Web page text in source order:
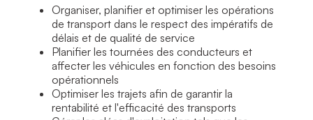
Organiser, planifier et optimiser les opérations
de transport dans le respect des impératifs de
délais et de qualité de service
Planifier les tournées des conducteurs et
affecter les véhicules en fonction des besoins
opérationnels
Optimiser les trajets afin de garantir la
rentabilité et l'efficacité des transports